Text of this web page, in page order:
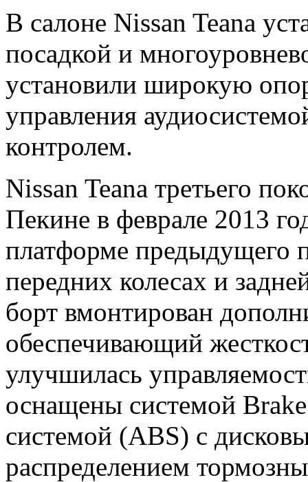
В салоне Nissan Teana
посадкой и
установили широкую
управления
контролем.
Nissan Teana третьего
Пекине в феврале 2013
платформе предыдущего
передних колесах и
борт вмонтирован
обеспечивающий
улучшилась
оснащены системой
системой (ABS) с
распределением